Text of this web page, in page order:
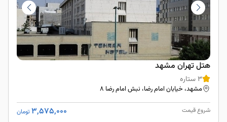
هتل تهران مشهد
3 ستاره
مشهد، خيابان امام رضا، نبش امام رضا ۸
شروع قیمت 3,575,000 تومان